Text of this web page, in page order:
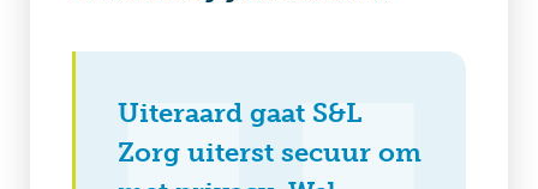
Uiteraard gaat S&L
Zorg uiterst secuur om